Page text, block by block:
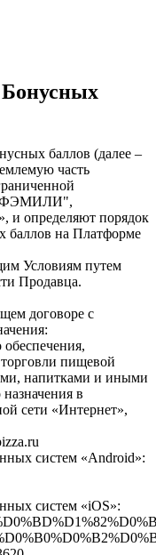
Бонусных
баллов (далее –
часть
ФЭМИЛИ",
и определяют порядок
баллов на Платформе
Условиям путем
Продавца.
договоре с
пищевой
напитками и иными
в
сети «Интернет»,
систем «Android»:
систем «iOS»: